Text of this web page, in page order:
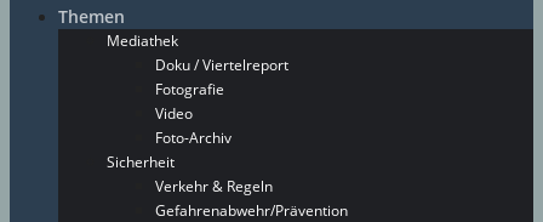
Themen
Mediathek
Doku / Viertelreport
Fotografie
Video
Foto-Archiv
Sicherheit
Verkehr & Regeln
Gefahrenabwehr/Prävention